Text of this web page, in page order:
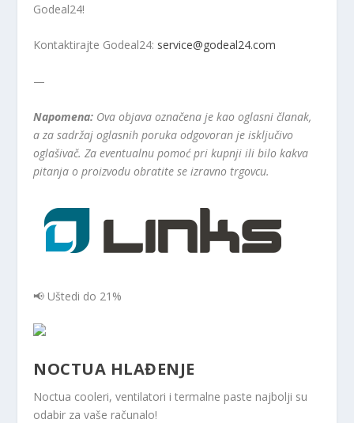
Godeal24!
Kontaktirajte Godeal24: service@godeal24.com
—
Napomena: Ova objava označena je kao oglasni članak,
a za sadržaj oglasnih poruka odgovoran je isključivo
oglašivač. Za eventualnu pomoć pri kupnji ili bilo kakva
pitanja o proizvodu obratite se izravno trgovcu.
📢 Uštedi do 21%
NOCTUA HLAĐENJE
Noctua cooleri, ventilatori i termalne paste najbolji su
odabir za vaše računalo!